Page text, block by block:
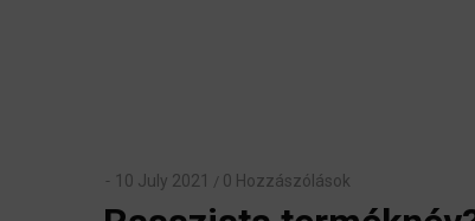
10 July 2021 / 0 Hozzászólások